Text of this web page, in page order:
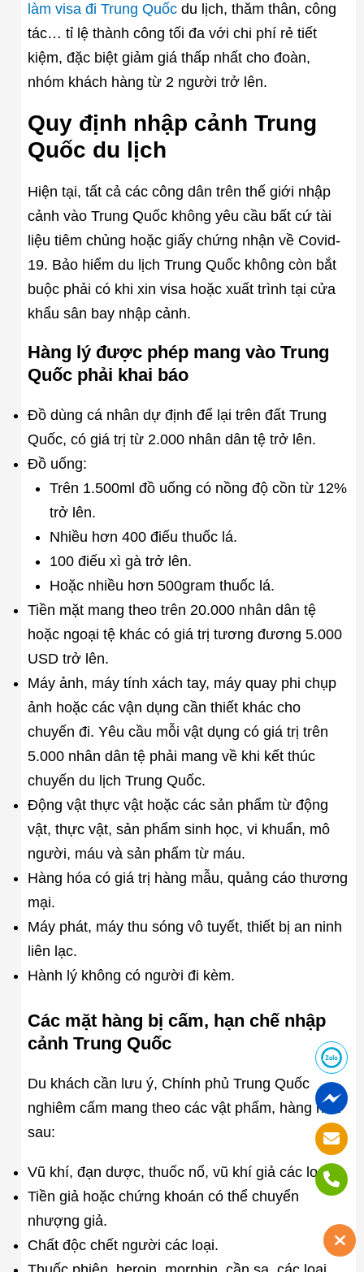
làm visa đi Trung Quốcdu lịch, thăm thân, công
tác… tỉ lệ thành công tối đa với chi phí rẻ tiết
kiệm, đặc biệt giảm giá thấp nhất cho đoàn,
nhóm khách hàng từ 2 người trở lên.
Quy định nhập cảnh Trung
Quốc du lịch
Hiện tại, tất cả các công dân trên thế giới nhập
cảnh vào Trung Quốc không yêu cầu bất cứ tài
liệu tiêm chủng hoặc giấy chứng nhận về Covid-
19. Bảo hiểm du lịch Trung Quốc không còn bắt
buộc phải có khi xin visa hoặc xuất trình tại cửa
khẩu sân bay nhập cảnh.
Hàng lý được phép mang vào Trung
Quốc phải khai báo
Đồ dùng cá nhân dự định để lại trên đất Trung
Quốc, có giá trị từ 2.000 nhân dân tệ trở lên.
Đồ uống:
Trên 1.500ml đồ uống có nồng độ cồn từ 12%
trở lên.
Nhiều hơn 400 điếu thuốc lá.
100 điếu xì gà trở lên.
Hoặc nhiều hơn 500gram thuốc lá.
Tiền mặt mang theo trên 20.000 nhân dân tệ
hoặc ngoại tệ khác có giá trị tương đương 5.000
USD trở lên.
Máy ảnh, máy tính xách tay, máy quay phi chụp
ảnh hoặc các vận dụng cần thiết khác cho
chuyến đi. Yêu cầu mỗi vật dụng có giá trị trên
5.000 nhân dân tệ phải mang về khi kết thúc
chuyến du lịch Trung Quốc.
Động vật thực vật hoặc các sản phẩm từ động
vật, thực vật, sản phẩm sinh học, vi khuẩn, mô
người, máu và sản phẩm từ máu.
Hàng hóa có giá trị hàng mẫu, quảng cáo thương
mại.
Máy phát, máy thu sóng vô tuyết, thiết bị an ninh
liên lạc.
Hành lý không có người đi kèm.
Các mặt hàng bị cấm, hạn chế nhập
cảnh Trung Quốc
Du khách cần lưu ý, Chính phủ Trung Quốc
nghiêm cấm mang theo các vật phẩm, hàng hóa
sau:
Vũ khí, đạn dược, thuốc nổ, vũ khí giả các loại.
Tiền giả hoặc chứng khoán có thể chuyển
nhượng giả.
Chất độc chết người các loại.